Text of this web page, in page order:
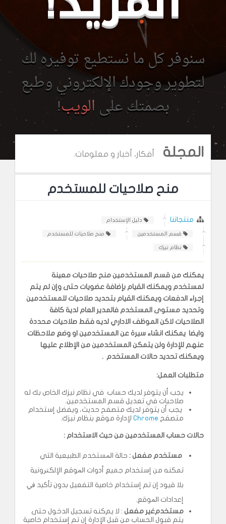
سنوفر كل ما نستطيع توفيره لك
لتطوير وجودك الإلكتروني وطبع
بصمتك على الويب!
المجلة أفكار، أخبار و معلومات.
منح صلاحيات للمستخدم
منتجاتنا دليل الإستخدام
قسم المستخدمين منح صلاحيات للمستخدم
نظام نيزك
يمكنك من قسم المستخدمين منح صلاحيات معينة
لمستخدم ويمكنك القيام بإضافة عضويات حتى وإن لم يتم
إجراء الدفعات ويمكنك القيام بتحديد صلاحيات للمستخدمين
وتحديد مستوى المستخدم فالمدير العام لدية كافة
الصلاحيات لاكن الموظف الاداري لديه فقط صلاحيات محددة
وايضا يمكنك انشاء سيرة عن المستخدمين او وضع ملاحظات
عنهم للإدارة ولن يتمكن المستخدمين من الإطلاع عليها
ويمكنك تحديد حالات المستخدم .
متطلبات العمل:
يجب أن يتوفر لديك حساب في نظام نيزك الخاص بك له
صلاحيات في تعديل قسم المستخدمين.
يجب أن يتوفر لديك متصفح حديث، ويفضل إستخدام
متصفح Chrome لإدارة موقع بنظام نيزك.
حالات حساب المستخدمين من حيث الاستخدام :
ﻣﺴﺘﺨﺪم ﻣﻔﻌﻞ : ﺣﺎﻟﺔ اﳌﺴﺘﺨﺪم اﻟﻄﺒﻴﻌﻴﺔ اﻟﺘﻲ
ﺗﻤﻜﻨﻪ ﻣﻦ إﺳﺘﺨﺪام ﺟﻤﻴﻊ أدوات اﳌﻮﻗﻊ اﻹﻟﻜﱰونية
ﺑﻼ ﻗﻴﻮد إن ﺗﻢ إﺳﺘﺨﺪام ﺧﺎﺻﻴﺔ اﻟﺘﻔﻌﻴﻞ ﺑﺪون ﺗﺄﻛﻴﺪ ﰲ
إﻋﺪادات اﳌﻮﻗﻊ.
ﻣﺴﺘﺨﺪمﻏير ﻣﻔﻌﻞ : ﻻ يمﻜﻨﻪ ﺗﺴﺠﻴﻞ اﻟﺪﺧﻮل ﺣﺘﻰ
ﻳﺘﻢ ﻗﺒﻮل اﻟﺤﺴﺎب ﻣﻦ ﻗﺒﻞ اﻹدارة إن ﺗﻢ إﺳﺘﺨﺪام ﺧﺎﺻﻴﺔ